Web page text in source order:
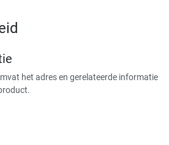
het adres en gerelateerde informatie